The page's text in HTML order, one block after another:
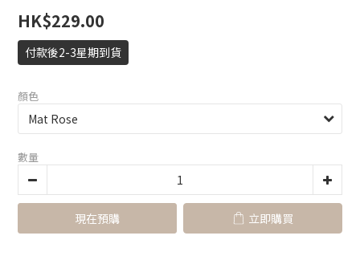
HK$229.00
付款後2-3星期到貨
顏色
數量
現在預購 立即購買